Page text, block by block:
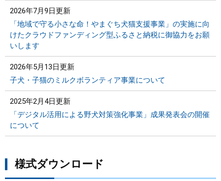
2026年7月9日更新
「地域で守る小さな命！やまぐち犬猫支援事業」の実施に向
けたクラウドファンディング型ふるさと納税に御協力をお願
いします
2026年5月13日更新
子犬・子猫のミルクボランティア事業について
2025年2月4日更新
「デジタル活用による野犬対策強化事業」成果発表会の開催
について
様式ダウンロード